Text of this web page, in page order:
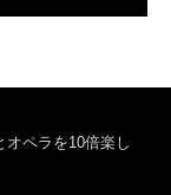
ペラを10倍楽し